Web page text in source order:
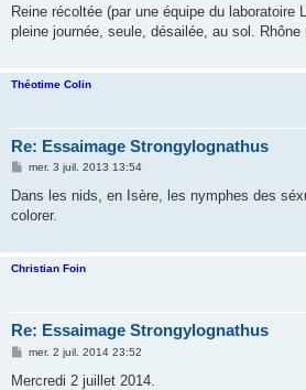
s
a
Reine récoltée (par une équipe du laboratoire
pleine journée, seule, désailée, au sol. Rhône
Théotime Colin
Re: Essaimage Strongylognathus
M
s
a
mer. 3 juil. 2013 13:54
Dans les nids, en Isère, les nymphes des
colorer.
Christian Foin
Re: Essaimage Strongylognathus
M
s
mer. 2 juil. 2014 23:52
Mercredi 2 juillet 2014.